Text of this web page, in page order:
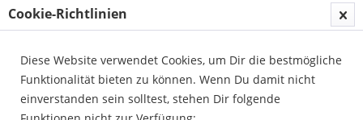
Cookie-Richtlinien
Diese Website verwendet Cookies, um Dir die bestmögliche
Funktionalität bieten zu können. Wenn Du damit nicht
einverstanden sein solltest, stehen Dir folgende